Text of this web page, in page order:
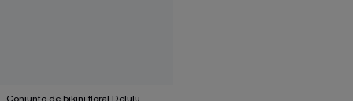
Conjunto de bikini floral Delulu